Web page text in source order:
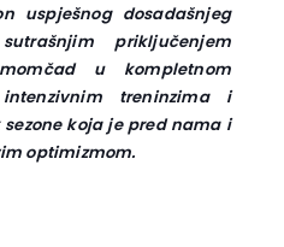
uspješnog dosadašnjeg
priključenjem
u kompletnom
treninzima i
koja je pred nama i
optimizmom.